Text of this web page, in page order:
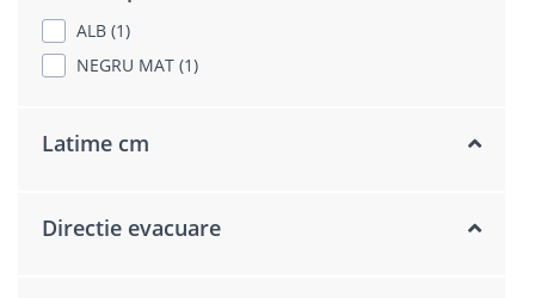
ALB (1)
NEGRU MAT (1)
Latime cm
Directie evacuare